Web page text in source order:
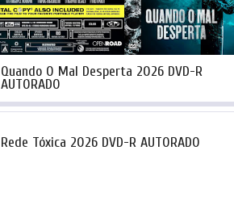
Quando O Mal Desperta 2026 DVD-R
AUTORADO
Rede Tóxica 2026 DVD-R AUTORADO